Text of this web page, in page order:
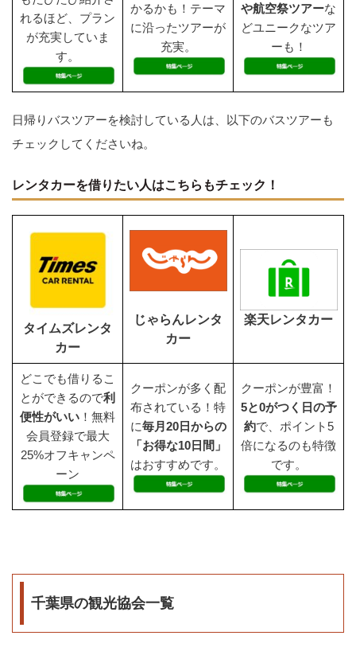
れるほど、プラン
が充実していま
す。
かるかも！テーマ
に沿ったツアーが
充実。
や航空祭ツアーな
どユニークなツア
ーも！
日帰りバスツアーを検討している人は、以下のバスツアーも
チェックしてくださいね。
レンタカーを借りたい人はこちらもチェック！
タイムズレンタ
カー
じゃらんレンタ
カー
楽天レンタカー
どこでも借りるこ
とができるので利
便性がいい ！無料
会員登録で最大
25%オフキャンペ
ーン
クーポンが多く配
布されている！特
に毎月20日からの
「お得な10日間」
はおすすめです。
クーポンが豊富！
5と0がつく日の予
約で、ポイント5
倍になるのも特徴
です。
千葉県の観光協会一覧